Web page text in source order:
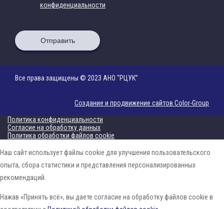
конфиденциальности
Отправить
Все права защищены © 2023 АНО “РЦУК”
Создание и продвижение сайтов Color-Group
Политика конфиденциальности
Согласие на обработку данных
Политика обработки файлов cookie
Наш сайт использует файлы cookie для улучшения пользовательского
опыта, сбора статистики и представления персонализированных
рекомендаций.
Нажав «Принять всё», вы даете согласие на обработку файлов cookie в